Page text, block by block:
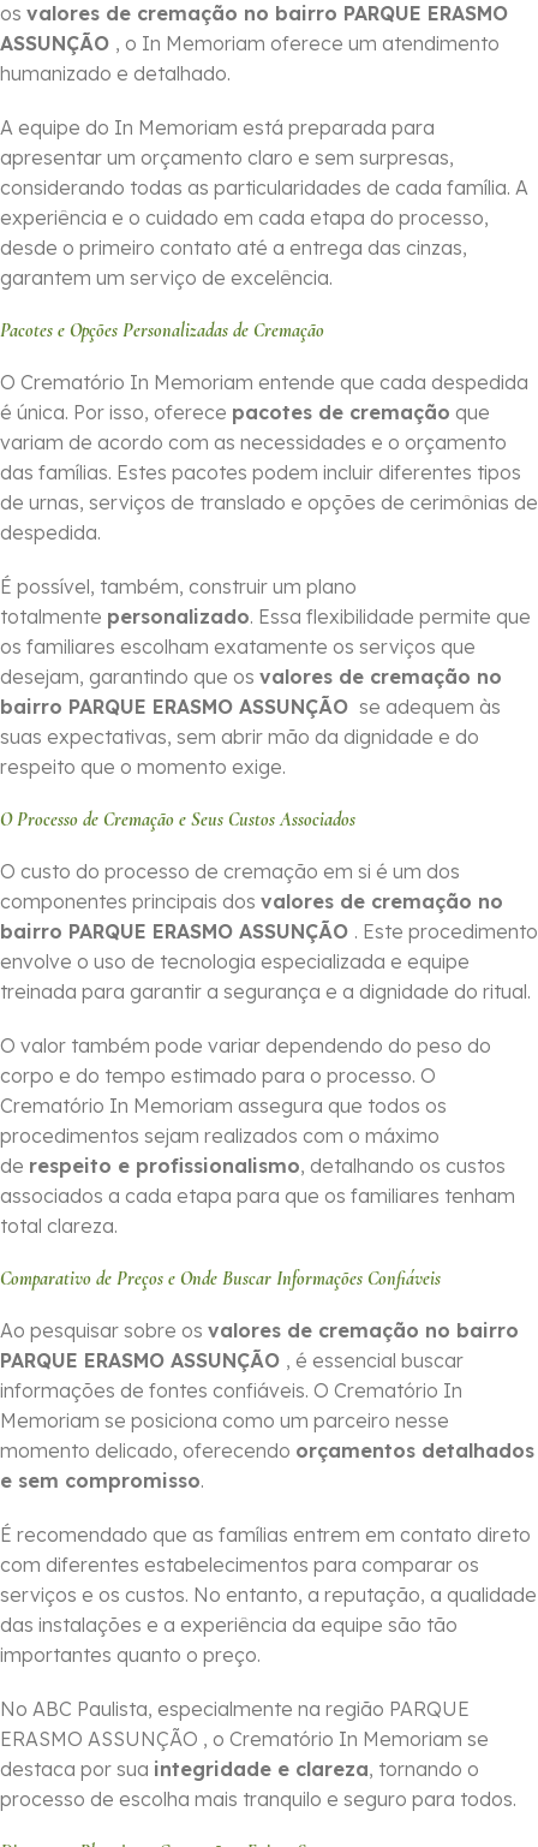
os valores de cremação no bairro PARQUE ERASMO
ASSUNÇÃO , o In Memoriam oferece um atendimento
humanizado e detalhado.
A equipe do In Memoriam está preparada para
apresentar um orçamento claro e sem surpresas,
considerando todas as particularidades de cada família. A
experiência e o cuidado em cada etapa do processo,
desde o primeiro contato até a entrega das cinzas,
garantem um serviço de excelência.
Pacotes e Opções Personalizadas de Cremação
O Crematório In Memoriam entende que cada despedida
é única. Por isso, oferece pacotes de cremação que
variam de acordo com as necessidades e o orçamento
das famílias. Estes pacotes podem incluir diferentes tipos
de urnas, serviços de translado e opções de cerimônias de
despedida.
É possível, também, construir um plano
totalmente personalizado. Essa flexibilidade permite que
os familiares escolham exatamente os serviços que
desejam, garantindo que os valores de cremação no
bairro PARQUE ERASMO ASSUNÇÃO se adequem às
suas expectativas, sem abrir mão da dignidade e do
respeito que o momento exige.
O Processo de Cremação e Seus Custos Associados
O custo do processo de cremação em si é um dos
componentes principais dos valores de cremação no
bairro PARQUE ERASMO ASSUNÇÃO . Este procedimento
envolve o uso de tecnologia especializada e equipe
treinada para garantir a segurança e a dignidade do ritual.
O valor também pode variar dependendo do peso do
corpo e do tempo estimado para o processo. O
Crematório In Memoriam assegura que todos os
procedimentos sejam realizados com o máximo
de respeito e profissionalismo, detalhando os custos
associados a cada etapa para que os familiares tenham
total clareza.
Comparativo de Preços e Onde Buscar Informações Confiáveis
Ao pesquisar sobre os valores de cremação no bairro
PARQUE ERASMO ASSUNÇÃO , é essencial buscar
informações de fontes confiáveis. O Crematório In
Memoriam se posiciona como um parceiro nesse
momento delicado, oferecendo orçamentos detalhados
e sem compromisso.
É recomendado que as famílias entrem em contato direto
com diferentes estabelecimentos para comparar os
serviços e os custos. No entanto, a reputação, a qualidade
das instalações e a experiência da equipe são tão
importantes quanto o preço.
No ABC Paulista, especialmente na região PARQUE
ERASMO ASSUNÇÃO , o Crematório In Memoriam se
destaca por sua integridade e clareza, tornando o
processo de escolha mais tranquilo e seguro para todos.